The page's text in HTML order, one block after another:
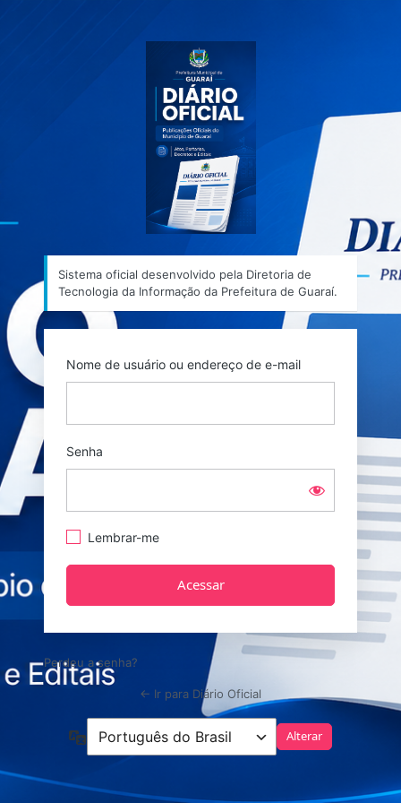
Sistema oficial desenvolvido pela Diretoria de
Tecnologia da Informação da Prefeitura de Guaraí.
Nome de usuário ou endereço de e-mail
Senha
Lembrar-me
Perdeu a senha?
← Ir para Diário Oficial
Idioma